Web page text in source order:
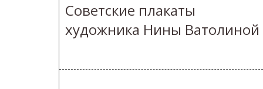
Советские плакаты
художника Нины Ватолиной